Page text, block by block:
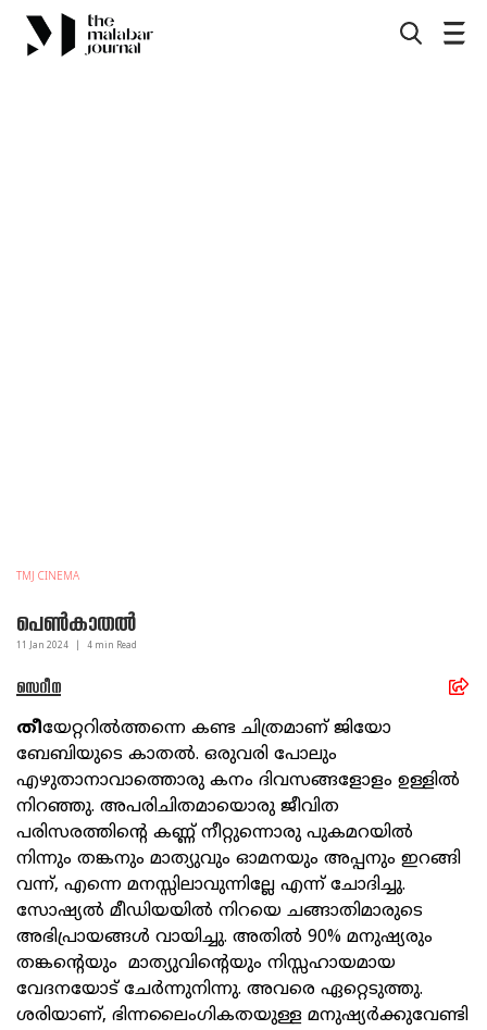
TMJ CINEMA
പെണ്‍കാതല്‍
11 Jan 2024 4 min Read
സെറീന
തീയേറ്ററില്‍ത്തന്നെ കണ്ട ചിത്രമാണ് ജിയോ
ബേബിയുടെ കാതല്‍. ഒരുവരി പോലും
എഴുതാനാവാത്തൊരു കനം ദിവസങ്ങളോളം ഉള്ളില്‍
നിറഞ്ഞു. അപരിചിതമായൊരു ജീവിത
പരിസരത്തിന്റെ കണ്ണ് നീറ്റുന്നൊരു പുകമറയില്‍
നിന്നും തങ്കനും മാത്യുവും ഓമനയും അപ്പനും ഇറങ്ങി
വന്ന്, എന്നെ മനസ്സിലാവുന്നില്ലേ എന്ന് ചോദിച്ചു.
സോഷ്യല്‍ മീഡിയയില്‍ നിറയെ ചങ്ങാതിമാരുടെ
അഭിപ്രായങ്ങള്‍ വായിച്ചു. അതില്‍ 90% മനുഷ്യരും
തങ്കന്റെയും മാത്യുവിന്റെയും നിസ്സഹായമായ
വേദനയോട് ചേര്‍ന്നുനിന്നു. അവരെ ഏറ്റെടുത്തു.
ശരിയാണ്, ഭിന്നലൈംഗികതയുള്ള മനുഷ്യര്‍ക്കുവേണ്ടി